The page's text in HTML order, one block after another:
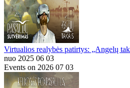
Virtualios realybės patirtys: „Angelų
nuo 2025 06 03
Events on 2026 07 03